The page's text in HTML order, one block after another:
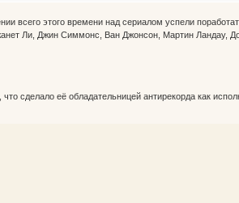
всего этого времени над сериалом успели
Ли, Джин Симмонс, Ван Джонсон, Мартин Ландау,
сделало её обладательницей антирекорда как